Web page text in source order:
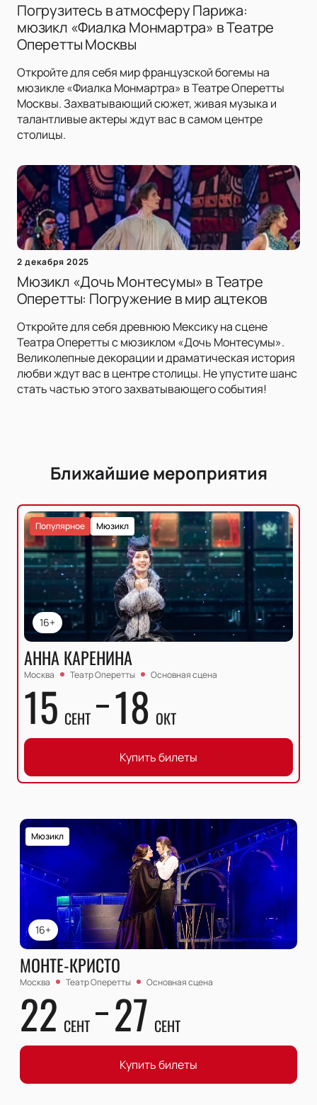
Погрузитесь в атмосферу Парижа:
мюзикл «Фиалка Монмартра» в Театре
Оперетты Москвы
Откройте для себя мир французской богемы на
мюзикле «Фиалка Монмартра» в Театре Оперетты
Москвы. Захватывающий сюжет, живая музыка и
талантливые актеры ждут вас в самом центре
столицы.
2 декабря 2025
Мюзикл «Дочь Монтесумы» в Театре
Оперетты: Погружение в мир ацтеков
Откройте для себя древнюю Мексику на сцене
Театра Оперетты с мюзиклом «Дочь Монтесумы».
Великолепные декорации и драматическая история
любви ждут вас в центре столицы. Не упустите шанс
стать частью этого захватывающего события!
Ближайшие мероприятия
16+
Мюзикл
Популярное
АННА КАРЕНИНА
Москва Театр Оперетты Основная сцена
15 СЕНТ 18 ОКТ
Купить билеты
16+
Мюзикл
МОНТЕ-КРИСТО
Москва Театр Оперетты Основная сцена
22 СЕНТ 27 СЕНТ
Купить билеты